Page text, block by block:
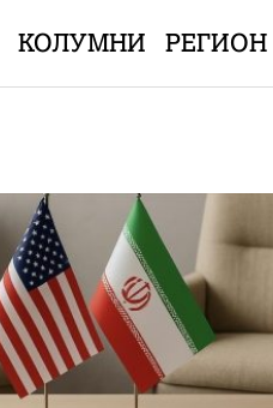
КОЛУМНИ РЕГИОН